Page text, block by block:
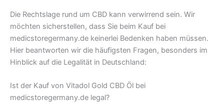
Die Rechtslage rund um CBD kann verwirrend sein. Wir
möchten sicherstellen, dass Sie beim Kauf bei
medicstoregermany.de keinerlei Bedenken haben müssen.
Hier beantworten wir die häufigsten Fragen, besonders im
Hinblick auf die Legalität in Deutschland:
Ist der Kauf von Vitadol Gold CBD Öl bei
medicstoregermany.de legal?